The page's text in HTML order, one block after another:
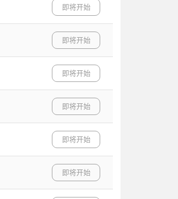
即将开始
即将开始
即将开始
即将开始
即将开始
即将开始